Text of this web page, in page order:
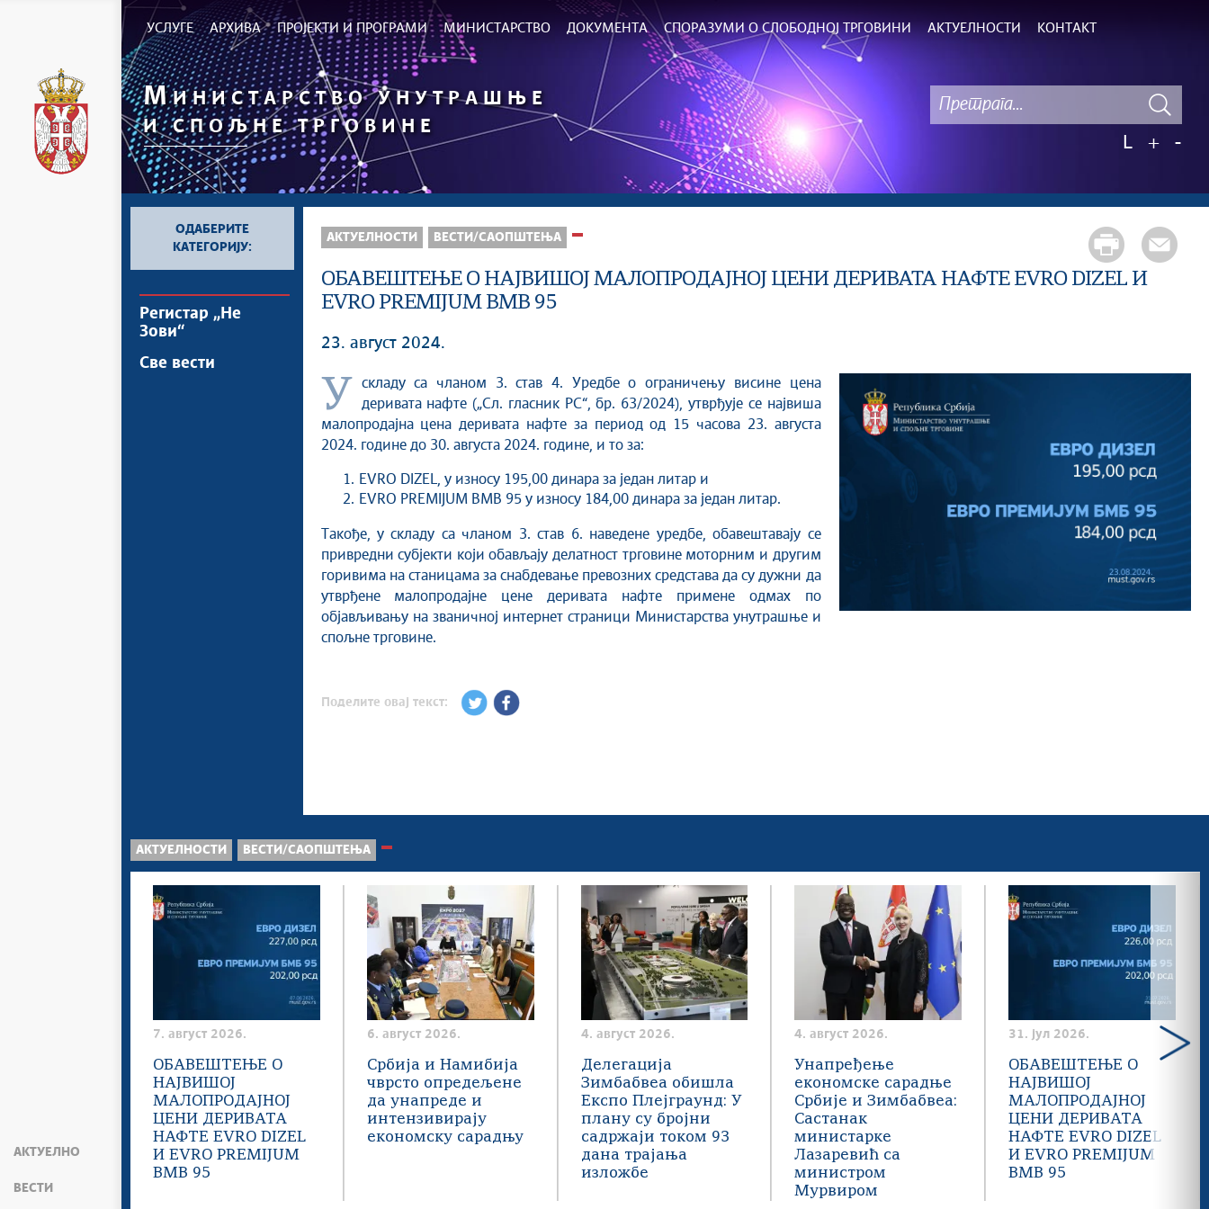
АКТУЕЛНО
ВЕСТИ
УСЛУГЕ АРХИВА ПРОЈЕКТИ И ПРОГРАМИ МИНИСТАРСТВО ДОКУМЕНТА СПОРАЗУМИ О СЛОБОДНОЈ ТРГОВИНИ АКТУЕЛНОСТИ КОНТАКТ
МИНИСТАРСТВО УНУТРАШЊЕ
И СПОЉНЕ ТРГОВИНЕ
L
+ -
ОДАБЕРИТЕ
КАТЕГОРИЈУ:
Регистар „Не
Зови“
Све вести
АКТУЕЛНОСТИ ВЕСТИ/САОПШТЕЊА
ОБАВЕШТЕЊЕ О НАЈВИШОЈ МАЛОПРОДАЈНОЈ ЦЕНИ ДЕРИВАТА НАФТЕ EVRO DIZEL И
EVRO PREMIJUM BMB 95
23. август 2024.
Ускладу са чланом 3. став 4. Уредбе о ограничењу висине цена
деривата нафте („Сл. гласник РС“, бр. 63/2024), утврђује се највиша
малопродајна цена деривата нафте за период од 15 часова 23. августа
2024. године до 30. августа 2024. године, и то за:
EVRO DIZEL, у износу 195,00 динара за један литар и
EVRO PREMIJUM BMB 95 у износу 184,00 динара за један литар.
Такође, у складу са чланом 3. став 6. наведене уредбе, обавештавају се
привредни субјекти који обављају делатност трговине моторним и другим
горивима на станицама за снабдевање превозних средстава да су дужни да
утврђене малопродајне цене деривата нафте примене одмах по
објављивању на званичној интернет страници Министарства унутрашње и
спољне трговине.
Поделите овај текст:
АКТУЕЛНОСТИ ВЕСТИ/САОПШТЕЊА
7. август 2026.
ОБАВЕШТЕЊЕ О
НАЈВИШОЈ
МАЛОПРОДАЈНОЈ
ЦЕНИ ДЕРИВАТА
НАФТЕ EVRO DIZEL
И EVRO PREMIJUM
BMB 95
6. август 2026.
Србија и Намибија
чврсто опредељене
да унапреде и
интензивирају
економску сарадњу
4. август 2026.
Делегација
Зимбабвеа обишла
Експо Плејграунд: У
плану су бројни
садржаји током 93
дана трајања
изложбе
4. август 2026.
Унапређење
економске сарадње
Србије и Зимбабвеа:
Састанак
министарке
Лазаревић са
министром
Мурвиром
31. јул 2026.
ОБАВЕШТЕЊЕ О
НАЈВИШОЈ
МАЛОПРОДАЈНОЈ
ЦЕНИ ДЕРИВАТА
НАФТЕ EVRO DIZEL
И EVRO PREMIJUM
BMB 95